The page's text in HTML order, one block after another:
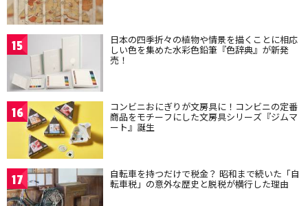
15 日本の四季折々の植物や情景を描くことに相応
しい色を集めた水彩色鉛筆『色辞典』が新発
売！
16 コンビニおにぎりが文房具に！コンビニの定番
商品をモチーフにした文房具シリーズ『ジムマ
ート』誕生
17 自転車を持つだけで税金？ 昭和まで続いた「自
転車税」の意外な歴史と脱税が横行した理由